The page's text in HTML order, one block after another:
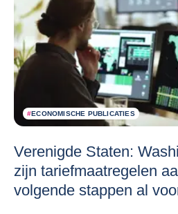
#ECONOMISCHE PUBLICATIES
Verenigde Staten:
zijn tariefmaatregelen
volgende stappen al